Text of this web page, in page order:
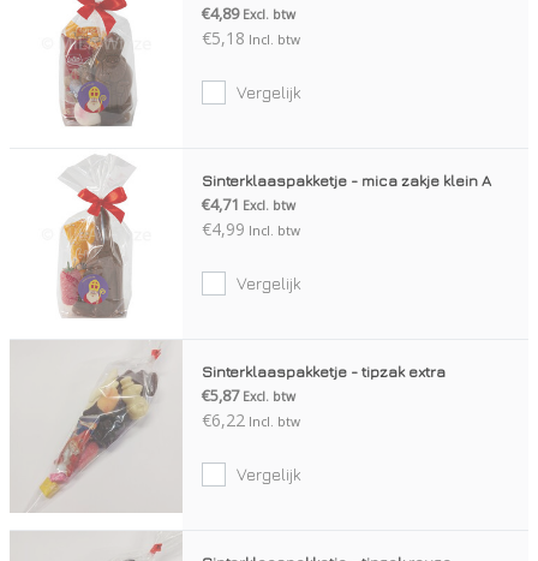
€4,89 Excl. btw
€5,18 Incl. btw
Vergelijk
Sinterklaaspakketje - mica zakje klein A
€4,71 Excl. btw
€4,99 Incl. btw
Vergelijk
Sinterklaaspakketje - tipzak extra
€5,87 Excl. btw
€6,22 Incl. btw
Vergelijk